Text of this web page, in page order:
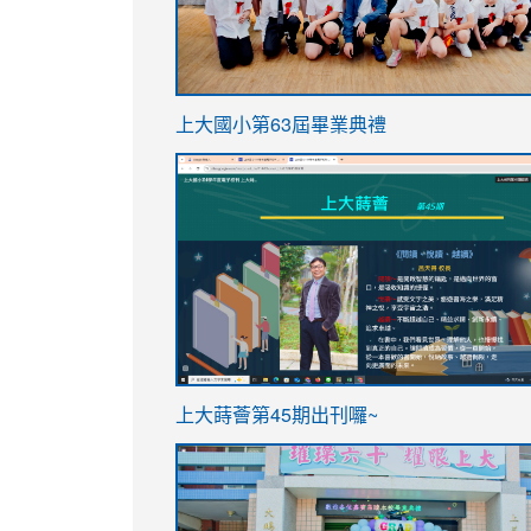
link
https://sites.google.com/stes.tyc.edu.tw/
上大國小第63屆畢業典禮
link
ink
https://sites.google.com/stes.tyc.edu.tw/
link
https://sites.google.com/stes.tyc.edu.tw/
上大蒔薈第45期出刊囉~